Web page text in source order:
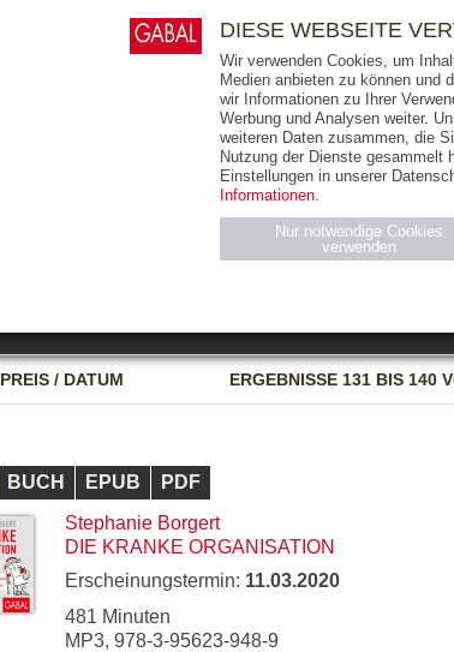
AUSGABEART
PREIS / DATUM ERGEBNISSE131 BIS 140
BUCH EPUB
PDF
Stephanie Borgert
DIE KRANKE ORGANISATION
Erscheinungstermin: 11.03.2020
481 Minuten
MP3, 978-3-95623-948-9
E-BOOKS AUDIO-CDS MP3
THEMEN
RIGHTS
DIESE WEBSEITE
Wir verwenden Cookies, um
Medien anbieten zu können und
wir Informationen zu Ihrer
Werbung und Analysen weiter.
weiteren Daten zusammen, die
Nutzung der Dienste gesammelt
Einstellungen in unserer
Informationen.
Nur notwendige Cookies
verwenden
Name Anbieter Zweck
CMS_SESSION_ID
gabal-
Wird für die